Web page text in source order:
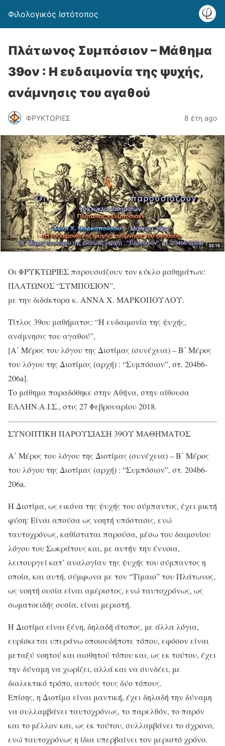
Φιλολογικός Ιστότοπος
Πλάτωνος Συμπόσιον – Μάθημα
39ον : Η ευδαιμονία της ψυχής,
ανάμνησις του αγαθού
ΦΡΥΚΤΩΡΙΕΣ 8 έτη ago
Οι ΦΡΥΚΤΩΡΙΕΣ παρουσιάζουν τον κύκλο μαθημάτων:
ΠΛΑΤΩΝΟΣ “ΣΥΜΠΟΣΙΟΝ”,
με την διδάκτορα κ. ΑΝΝΑ Χ. ΜΑΡΚΟΠΟΥΛΟΥ.
Τίτλος 39ου μαθήματος: “Η ευδαιμονία της ψυχής,
ανάμνησις του αγαθού”,
[Α΄ Μέρος του λόγου της Διοτίμας (συνέχεια) – Β΄ Μέρος
του λόγου της Διοτίμας (αρχή) : “Συμπόσιον”, στ. 204b6-
206a].
Το μάθημα παραδόθηκε στην Αθήνα, στην αίθουσα
ΕΛΛΗΝ.Α.Ι.Σ., στις 27 Φεβρουαρίου 2018.
ΣΥΝΟΠΤΙΚΗ ΠΑΡΟΥΣΙΑΣΗ 39ΟΥ ΜΑΘΗΜΑΤΟΣ
Α΄ Μέρος του λόγου της Διοτίμας (συνέχεια) – Β΄ Μέρος
του λόγου της Διοτίμας (αρχή) : “Συμπόσιον”, στ. 204b6-
206a.
Η Διοτίμα, ως εικόνα της ψυχής του σύμπαντος, έχει μικτή
φύση: Είναι απούσα ως νοητή υπόστασις, ενώ
ταυτοχρόνως, καθίσταται παρούσα, μέσω του δαιμονίου
λόγου του Σωκράτους και, με αυτήν την έννοια,
λειτουργεί κατ’ αναλογίαν της ψυχής του σύμπαντος η
οποία, και αυτή, σύμφωνα με τον “Τίμαιο” του Πλάτωνος,
ως νοητή ουσία είναι αμέριστος, ενώ ταυτοχρόνως, ως
σωματοειδής ουσία, είναι μεριστή.
Η Διοτίμα είναι ξένη, δηλαδή άτοπος, με άλλα λόγια,
ευρίσκεται υπεράνω οποιουδήποτε τόπου, εφόσον είναι
μεταξύ νοητού και αισθητού τόπου και, ως εκ τούτου, έχει
την δύναμη να χωρίζει, αλλά και να συνδέει, με
διαλεκτικό τρόπο, αυτούς τους δύο τόπους.
Επίσης, η Διοτίμα είναι μαντική, έχει δηλαδή την δύναμη
να συλλαμβάνει ταυτοχρόνως, το παρελθόν, το παρόν
και το μέλλον και, ως εκ τούτου, συλλαμβάνει το άχρονο,
ενώ ταυτοχρόνως η ίδια υπερβαίνει τον μεριστό χρόνο.